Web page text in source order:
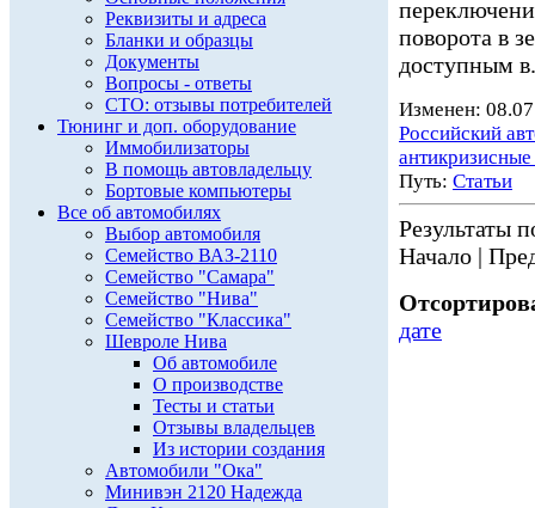
Реквизиты и адреса
Бланки и образцы
Документы
Вопросы - ответы
СТО: отзывы потребителей
Тюнинг и доп. оборудование
Иммобилизаторы
В помощь автовладельцу
Бортовые компьютеры
Все об автомобилях
Выбор автомобиля
Семейство ВАЗ-2110
Семейство "Самара"
Семейство "Нива"
Семейство "Классика"
Шевроле Нива
Об автомобиле
О производстве
Тесты и статьи
Отзывы владельцев
Из истории создания
Автомобили "Ока"
Минивэн 2120 Надежда
поворота в
доступным
Изменен:
Российский
Путь: Статьи
Результаты
Начало |
дате